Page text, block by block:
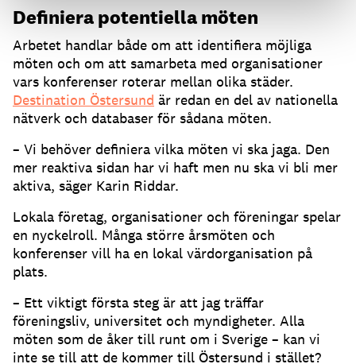
Definiera potentiella möten
Arbetet handlar både om att identifiera möjliga
möten och om att samarbeta med organisationer
vars konferenser roterar mellan olika städer.
Destination Östersund är redan en del av nationella
nätverk och databaser för sådana möten.
– Vi behöver definiera vilka möten vi ska jaga. Den
mer reaktiva sidan har vi haft men nu ska vi bli mer
aktiva, säger Karin Riddar.
Lokala företag, organisationer och föreningar spelar
en nyckelroll. Många större årsmöten och
konferenser vill ha en lokal värdorganisation på
plats.
– Ett viktigt första steg är att jag träffar
föreningsliv, universitet och myndigheter. Alla
möten som de åker till runt om i Sverige – kan vi
inte se till att de kommer till Östersund i stället?